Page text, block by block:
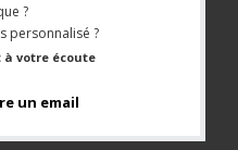
?
personnalisé ?
à votre écoute
un email